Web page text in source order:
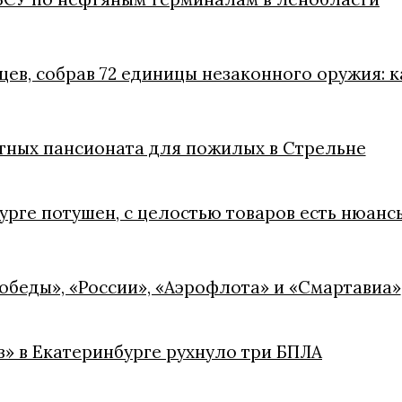
собрав 72 единицы незаконного оружия:
пансионата для пожилых в Стрельне
потушен, с целостью товаров есть
«России», «Аэрофлота» и «Смартавиа»
в Екатеринбурге рухнуло три БПЛА